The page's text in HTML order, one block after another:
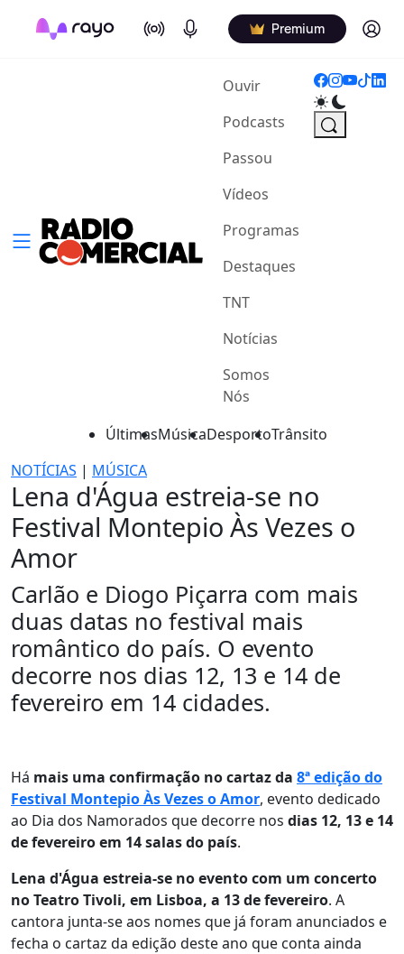
On Air Podcasts Premium Log in
Ouvir(current)
Podcasts
Passou
Vídeos
Programas
Destaques
TNT
Notícias
Somos
Nós
ÚltimasMúsicaDesportoTrânsito
NOTÍCIAS | MÚSICA
Lena d'Água estreia-se no
Festival Montepio Às Vezes o
Amor
Carlão e Diogo Piçarra com mais
duas datas no festival mais
romântico do país. O evento
decorre nos dias 12, 13 e 14 de
fevereiro em 14 cidades.
Há mais uma confirmação no cartaz da 8ª edição do
Festival Montepio Às Vezes o Amor, evento dedicado
ao Dia dos Namorados que decorre nos dias 12, 13 e 14
de fevereiro em 14 salas do país.
Lena d'Água estreia-se no evento com um concerto
no Teatro Tivoli, em Lisboa, a 13 de fevereiro. A
cantora junta-se aos nomes que já foram anunciados e
fecha o cartaz da edição deste ano que conta ainda